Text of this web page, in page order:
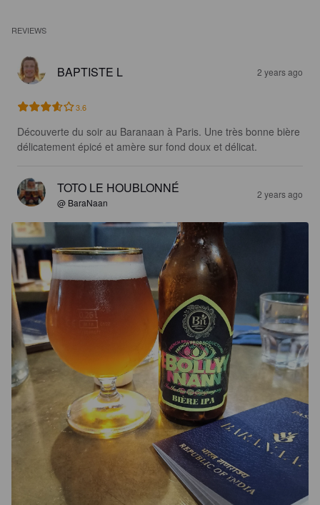
REVIEWS
BAPTISTE L 2 years ago
3.6
Découverte du soir au Baranaan à Paris. Une très bonne bière
délicatement épicé et amère sur fond doux et délicat.
TOTO LE HOUBLONNÉ
@ BaraNaan
2 years ago